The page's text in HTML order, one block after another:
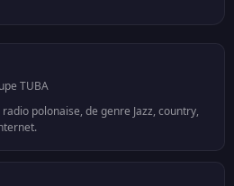
TUBA
polonaise, de genre Jazz, country,